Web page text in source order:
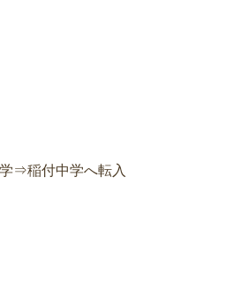
⇒稲付中学へ転入